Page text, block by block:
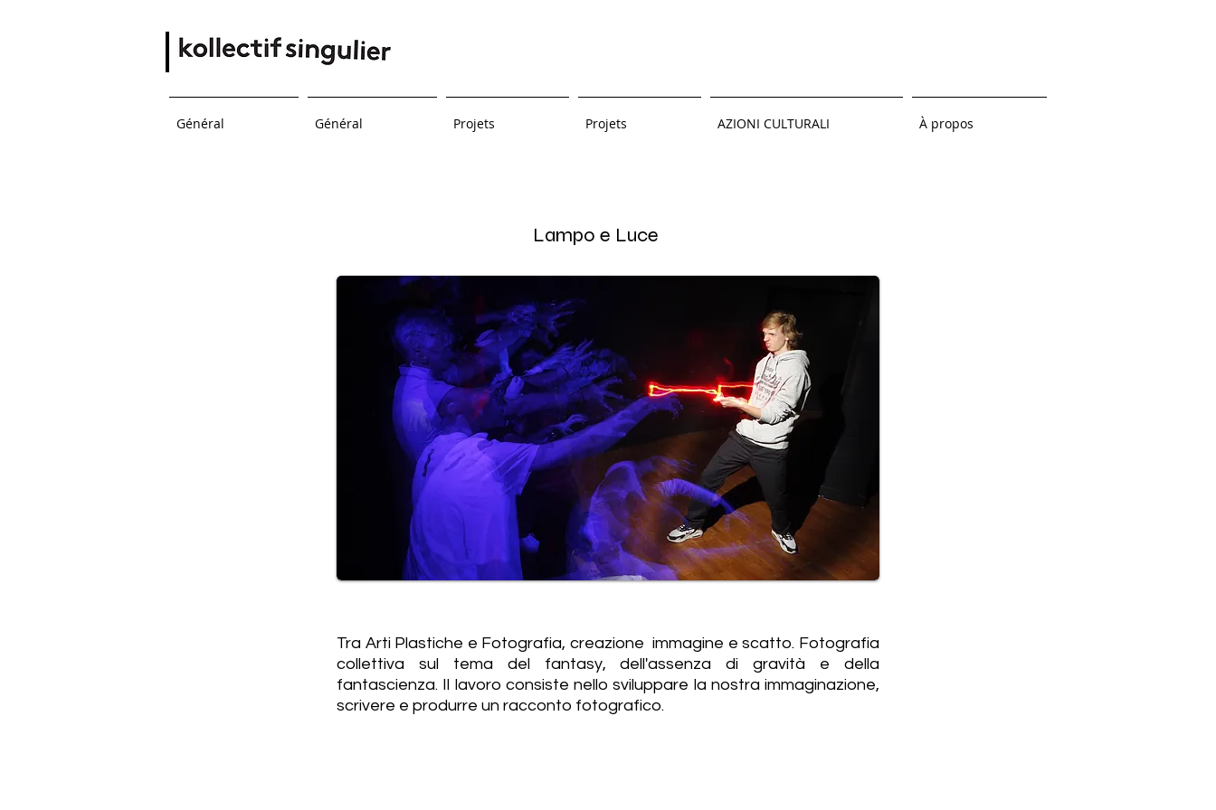
Général Général Projets Projets AZIONI CULTURALI À propos
Lampo e Luce
Tra Arti Plastiche e Fotografia, creazione immagine e scatto. Fotografia
collettiva sul tema del fantasy, dell'assenza di gravità e della
fantascienza. Il lavoro consiste nello sviluppare la nostra immaginazione,
scrivere e produrre un racconto fotografico.